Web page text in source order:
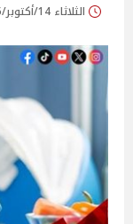
الثلاثاء 14/أكتوبر/2025 - 07:20 م